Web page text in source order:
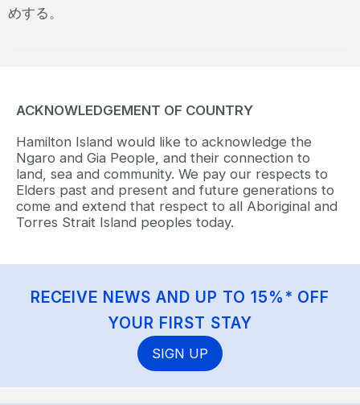
めする。
ACKNOWLEDGEMENT OF COUNTRY
Hamilton Island would like to acknowledge the
Ngaro and Gia People, and their connection to
land, sea and community. We pay our respects to
Elders past and present and future generations to
come and extend that respect to all Aboriginal and
Torres Strait Island peoples today.
RECEIVE NEWS AND UP TO 15%* OFF
YOUR FIRST STAY
SIGN UP